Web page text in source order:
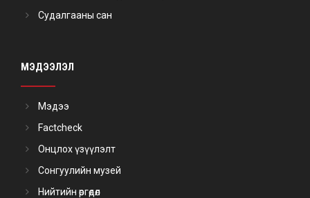
Судалгааны сан
МЭДЭЭЛЭЛ
Мэдээ
Factcheck
Онцлох үзүүлэлт
Сонгуулийн музей
Нийтийн өргөдөл